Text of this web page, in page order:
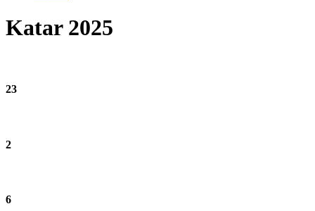
Katar 2025
23
2
6